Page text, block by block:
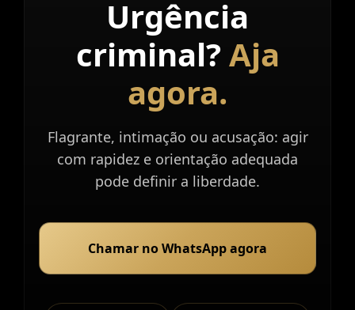
Urgência
criminal?Aja
agora.
Flagrante, intimação ou acusação: agir
com rapidez e orientação adequada
pode definir a liberdade.
Chamar no WhatsApp agora